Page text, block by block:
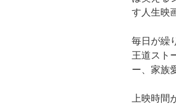
す人生映
毎日が繰
王道スト
ー、家族
上映時